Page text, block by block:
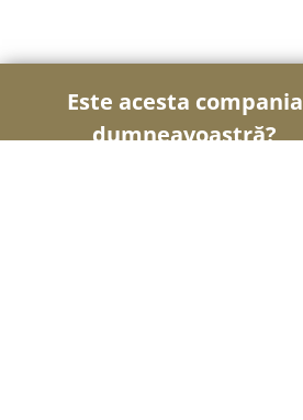
Este acesta compania
dumneavoastră?